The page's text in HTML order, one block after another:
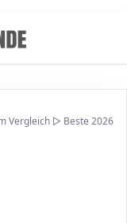
Vergleich ▷ Beste 2026